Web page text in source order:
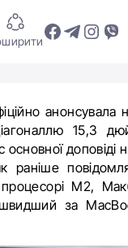
анонсувала
15,3
доповіді
раніше
М2,
за